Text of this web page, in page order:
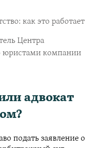
как это работает
Центра
юристами компании
адвокат
подать заявление о